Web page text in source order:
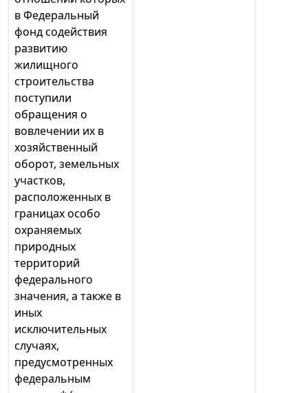
в Федеральный
фонд содействия
развитию
жилищного
строительства
поступили
обращения о
вовлечении их в
хозяйственный
оборот, земельных
участков,
расположенных в
границах особо
охраняемых
природных
территорий
федерального
значения, а также в
иных
исключительных
случаях,
предусмотренных
федеральным